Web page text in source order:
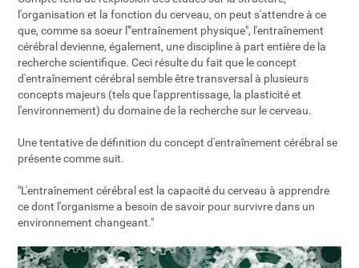
l'organisation et la fonction du cerveau, on peut s'attendre à ce
que, comme sa soeur l'"entraînement physique", l'entraînement
cérébral devienne, également, une discipline à part entière de la
recherche scientifique. Ceci résulte du fait que le concept
d'entraînement cérébral semble être transversal à plusieurs
concepts majeurs (tels que l'apprentissage, la plasticité et
l'environnement) du domaine de la recherche sur le cerveau.
Une tentative de définition du concept d'entraînement cérébral se
présente comme suit.
"L'entraînement cérébral est la capacité du cerveau à apprendre
ce dont l'organisme a besoin de savoir pour survivre dans un
environnement changeant."